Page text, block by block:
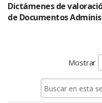
Dictámenes de
de Documentos
Mostrar